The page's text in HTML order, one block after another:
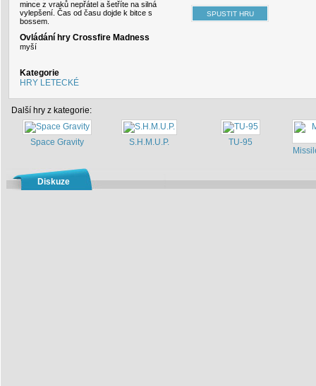
mince z vraků nepřátel a šetříte na silná
vylepšení. Čas od času dojde k bitce s
bossem.
Ovládání hry Crossfire Madness
myší
Kategorie
HRY LETECKÉ
Další hry z kategorie:
Space Gravity S.H.M.U.P.
TU-95
Diskuze